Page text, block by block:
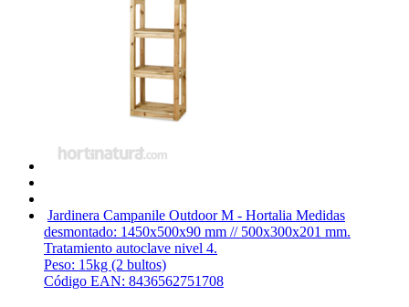
Jardinera Campanile Outdoor M - Hortalia Medidas
desmontado: 1450x500x90 mm // 500x300x201 mm.
Tratamiento autoclave nivel 4.
Peso: 15kg (2 bultos)
Código EAN: 8436562751708